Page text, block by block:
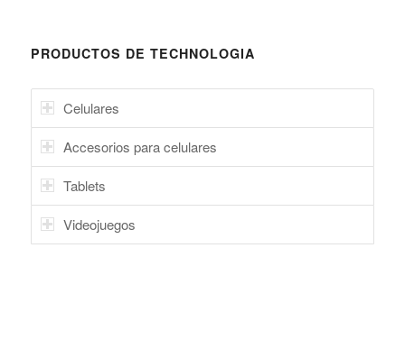
PRODUCTOS DE TECHNOLOGIA
Celulares
Accesorios para celulares
Tablets
Videojuegos